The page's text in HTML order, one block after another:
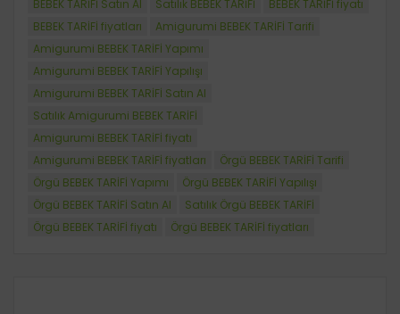
BEBEK TARİFİ Satın Al
Satılık BEBEK TARİFİ
BEBEK TARİFİ fiyatı
BEBEK TARİFİ fiyatları
Amigurumi BEBEK TARİFİ Tarifi
Amigurumi BEBEK TARİFİ Yapımı
Amigurumi BEBEK TARİFİ Yapılışı
Amigurumi BEBEK TARİFİ Satın Al
Satılık Amigurumi BEBEK TARİFİ
Amigurumi BEBEK TARİFİ fiyatı
Amigurumi BEBEK TARİFİ fiyatları
Örgü BEBEK TARİFİ Tarifi
Örgü BEBEK TARİFİ Yapımı
Örgü BEBEK TARİFİ Yapılışı
Örgü BEBEK TARİFİ Satın Al
Satılık Örgü BEBEK TARİFİ
Örgü BEBEK TARİFİ fiyatı
Örgü BEBEK TARİFİ fiyatları